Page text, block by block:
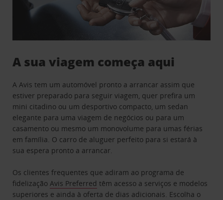
A sua viagem começa aqui
A Avis tem um automóvel pronto a arrancar assim que
estiver preparado para seguir viagem, quer prefira um
mini citadino ou um desportivo compacto, um sedan
elegante para uma viagem de negócios ou para um
casamento ou mesmo um monovolume para umas férias
em família. O carro de aluguer perfeito para si estará à
sua espera pronto a arrancar.
Os clientes frequentes que adiram ao programa de
fidelizaçãoAvis Preferred têm acesso a serviços e modelos
superiores e ainda à oferta de dias adicionais. Escolha o